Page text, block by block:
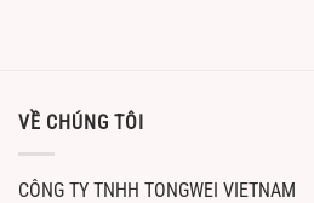
VỀ CHÚNG TÔI
CÔNG TY TNHH TONGWEI VIETNAM